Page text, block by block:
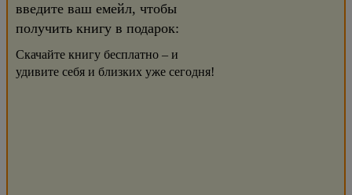
введите ваш емейл, чтобы
получить книгу в подарок:
Скачайте книгу бесплатно – и
удивите себя и близких уже сегодня!